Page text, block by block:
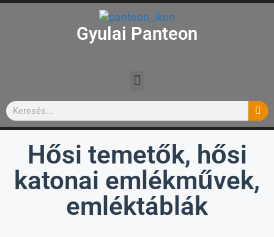
Gyulai Panteon
Hősi temetők, hősi
katonai emlékművek,
emléktáblák